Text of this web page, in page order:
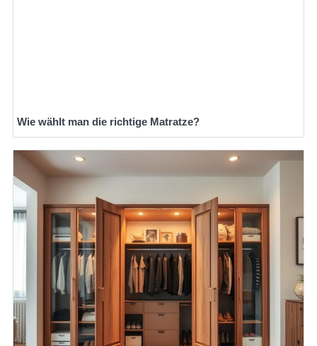
Wie wählt man die richtige Matratze?